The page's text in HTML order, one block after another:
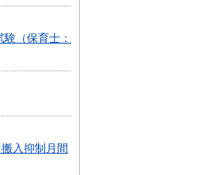
（保育士：
入抑制月間